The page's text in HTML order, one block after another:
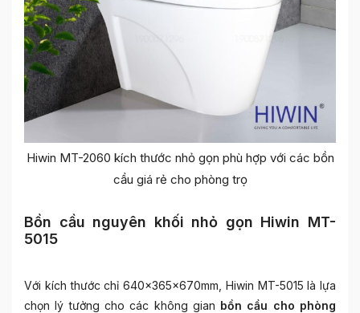
Hiwin MT-2060 kích thước nhỏ gọn phù hợp với các bồn
cầu giá rẻ cho phòng trọ
Bồn cầu nguyên khối nhỏ gọn Hiwin MT-
5015
Với kích thước chỉ 640x365x670mm, Hiwin MT-5015 là lựa
chọn lý tưởng cho các không gian bồn cầu cho phòng